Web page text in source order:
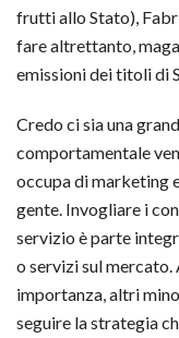
frutti allo Stato),
fare altrettanto,
emissioni dei titoli di
Credo ci sia una
comportamentale
occupa di marketing
gente. Invogliare i
servizio è parte
o servizi sul
importanza, altri
seguire la strategia